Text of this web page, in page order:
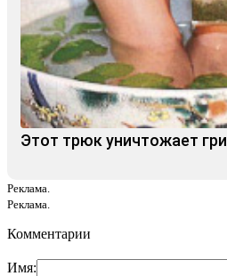
Этот трюк уничтожает
Реклама.
Реклама.
Комментарии
Имя: